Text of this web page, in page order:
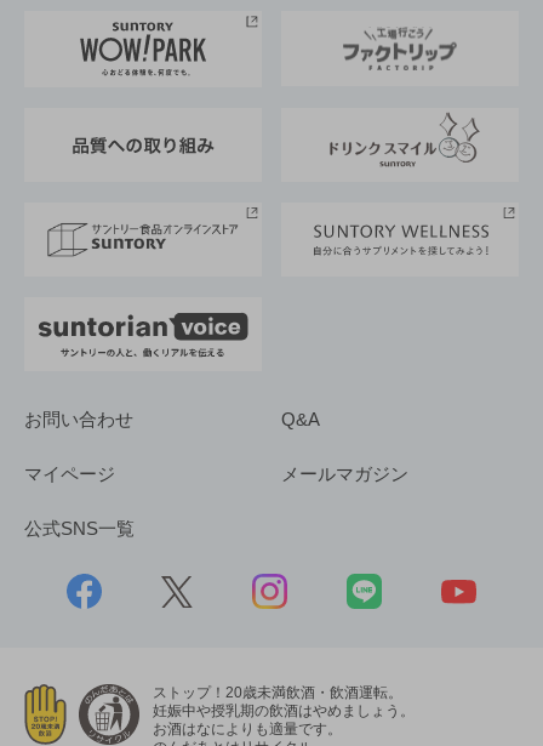
地域情報
サントリーサンバーズ大阪
サントリーが考えるサステナビリティ経営
企業概要
採用情報
お問い合わせ Q&A
マイページ メールマガジン
公式SNS一覧
ストップ！20歳未満飲酒・飲酒運転。
妊娠中や授乳期の飲酒はやめましょう。
お酒はなによりも適量です。